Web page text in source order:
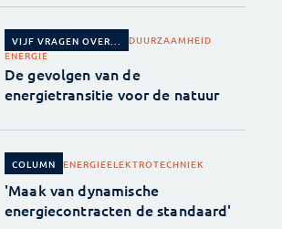
VIJF VRAGEN OVER...
DUURZAAMHEID
ENERGIE
De gevolgen van de
energietransitie voor de natuur
COLUMN ENERGIEELEKTROTECHNIEK
'Maak van dynamische
energiecontracten de standaard'